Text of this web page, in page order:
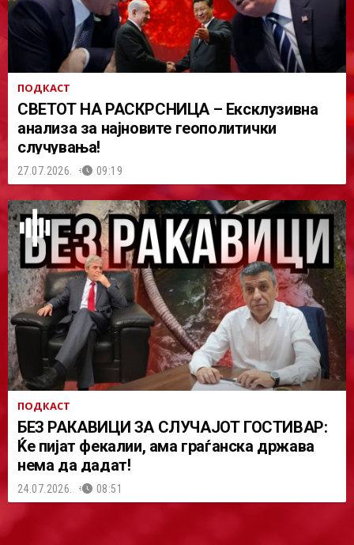
ПОДКАСТ
СВЕТОТ НА РАСКРСНИЦА – Ексклузивна
анализа за најновите геополитички
случувања!
27.07.2026. 09:19
ПОДКАСТ
БЕЗ РАКАВИЦИ ЗА СЛУЧАЈОТ ГОСТИВАР:
Ќе пијат фекалии, ама граѓанска држава
нема да дадат!
24.07.2026. 08:51